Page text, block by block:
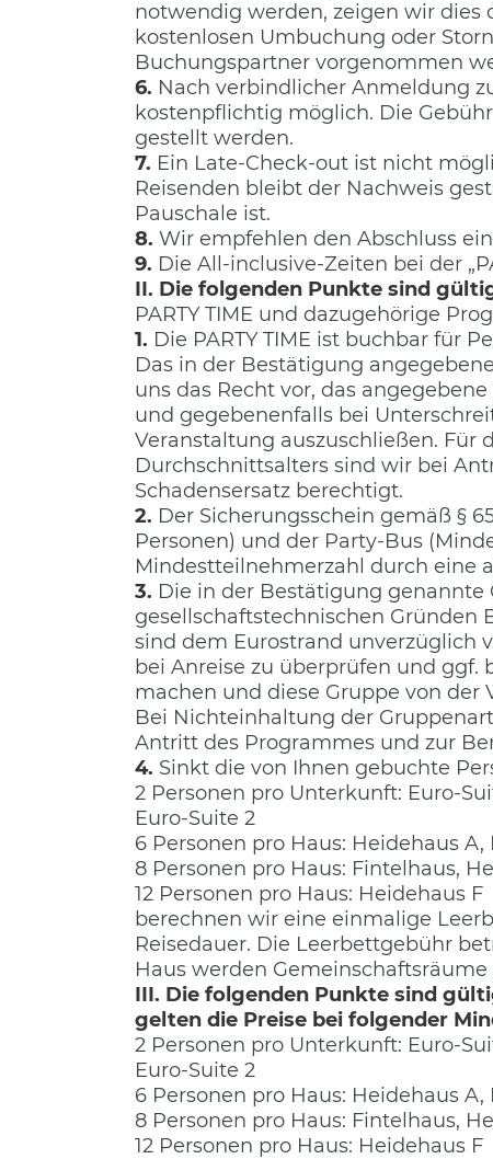
notwendig werden, zeigen wir dies
kostenlosen Umbuchung oder
Buchungspartner vorgenommen
6. Nach verbindlicher Anmeldung
kostenpflichtig möglich. Die
gestellt werden.
7. Ein Late-Check-out ist nicht
Reisenden bleibt der Nachweis
Pauschale ist.
8. Wir empfehlen den Abschluss
9. Die All-inclusive-Zeiten bei der
II. Die folgenden Punkte sind
PARTY TIME und dazugehörige
1. Die PARTY TIME ist buchbar für
Das in der Bestätigung
uns das Recht vor, das
und gegebenenfalls bei
Veranstaltung auszuschließen.
Durchschnittsalters sind wir bei
Schadensersatz berechtigt.
2. Der Sicherungsschein gemäß §
Personen) und der Party-Bus
Mindestteilnehmerzahl durch eine
3. Die in der Bestätigung genannte
gesellschaftstechnischen Gründen
sind dem Eurostrand unverzüglich
bei Anreise zu überprüfen und
machen und diese Gruppe von der
Bei Nichteinhaltung der
Antritt des Programmes und zur
4. Sinkt die von Ihnen gebuchte
2 Personen pro Unterkunft: Euro-
Euro-Suite 2
6 Personen pro Haus: Heidehaus A,
8 Personen pro Haus: Fintelhaus,
12 Personen pro Haus: Heidehaus F
berechnen wir eine einmalige
Reisedauer. Die Leerbettgebühr
Haus werden
III. Die folgenden Punkte sind
gelten die Preise bei folgender
2 Personen pro Unterkunft: Euro-
Euro-Suite 2
6 Personen pro Haus: Heidehaus A,
8 Personen pro Haus: Fintelhaus,
12 Personen pro Haus: Heidehaus F